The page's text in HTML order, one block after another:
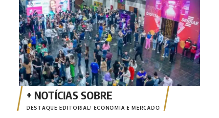
DESTAQUE EDITORIAL ECONOMIA E MERCADO